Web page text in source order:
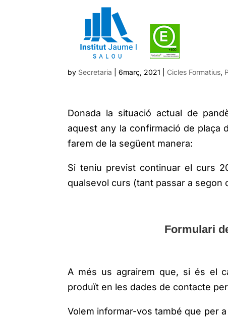
Confirmació de
Formatius
by Secretaria |6març, 2021 Cicles Formatius,
Donada la situació actual de
aquest any la confirmació de plaça
farem de la següent manera:
Si teniu previst continuar el curs
qualsevol curs (tant passar a
Formulari
A més us agrairem que, si és el
produït en les dades de contacte
Volem informar-vos també que per